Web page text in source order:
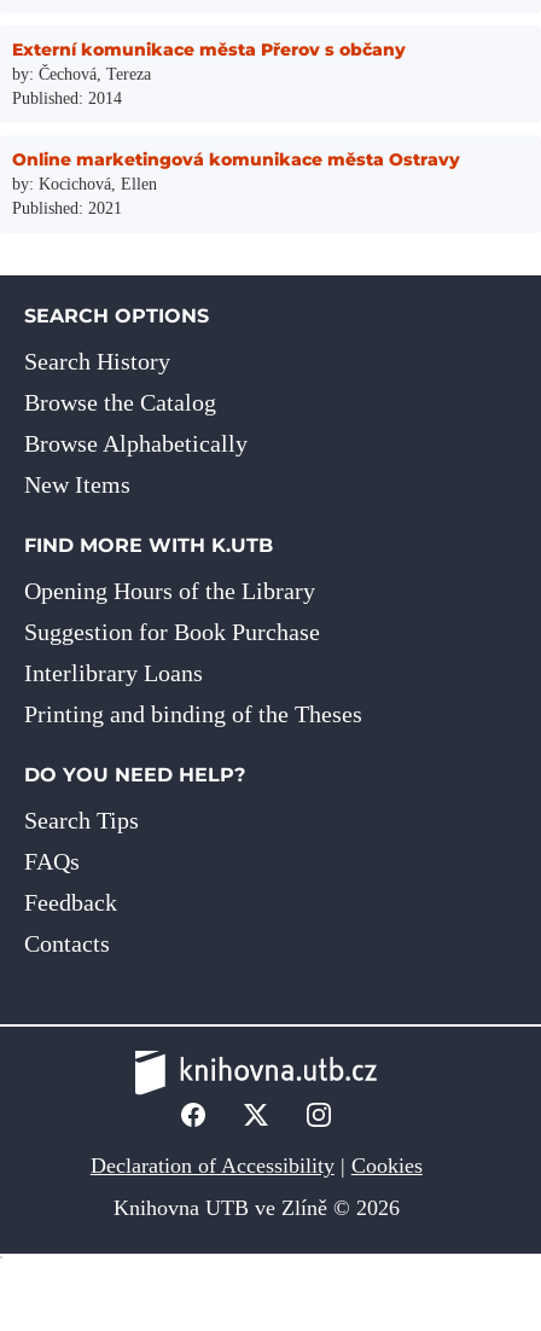
Externí komunikace města Přerov s občany
by: Čechová, Tereza
Published: 2014
Online marketingová komunikace města Ostravy
by: Kocichová, Ellen
Published: 2021
SEARCH OPTIONS
Search History
Browse the Catalog
Browse Alphabetically
New Items
FIND MORE WITH K.UTB
Opening Hours of the Library
Suggestion for Book Purchase
Interlibrary Loans
Printing and binding of the Theses
DO YOU NEED HELP?
Search Tips
FAQs
Feedback
Contacts
Declaration of Accessibility| Cookies
Knihovna UTB ve Zlíně © 2026